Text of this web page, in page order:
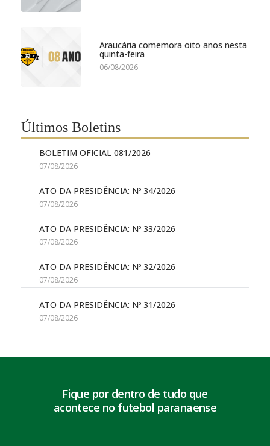
Araucária comemora oito anos nesta
quinta-feira
06/08/2026
Últimos Boletins
BOLETIM OFICIAL 081/2026
07/08/2026
ATO DA PRESIDÊNCIA: Nº 34/2026
07/08/2026
ATO DA PRESIDÊNCIA: Nº 33/2026
07/08/2026
ATO DA PRESIDÊNCIA: Nº 32/2026
07/08/2026
ATO DA PRESIDÊNCIA: Nº 31/2026
07/08/2026
Fique por dentro de tudo que
acontece no futebol paranaense